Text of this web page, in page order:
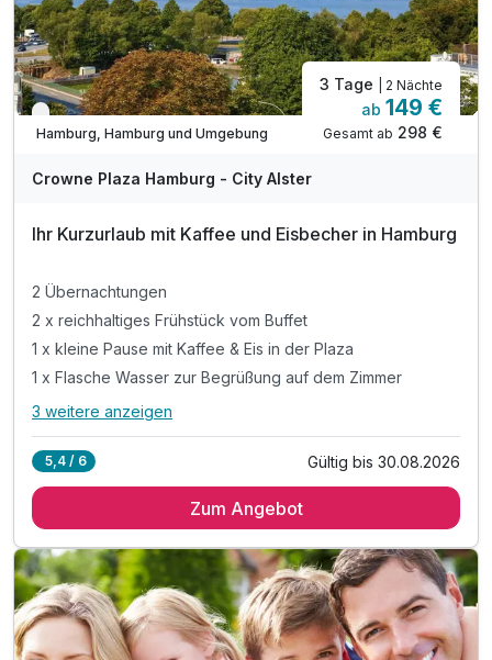
WAR
202
Nur noch bis August
Hamburg, Hamburg und Umgebung
3 Tage | 2 Nächte
ab 149 €
Gesamt ab 298 €
Crowne Plaza Hamburg - City Alster
Ihr Kurzurlaub mit Kaffee und Eisbecher in Hamburg
2 Übernachtungen
2 x reichhaltiges Frühstück vom Buffet
1 x kleine Pause mit Kaffee & Eis in der Plaza
1 x Flasche Wasser zur Begrüßung auf dem Zimmer
Alle Inklusivleistungen
2 x reichhaltiges Frühstück vom Buffet
1 x Flasche Wasser zur Begrüßung auf dem Zimmer
inkl. Tee- und Kaffee Zubereiter auf dem Zimmer
inkl. Nutzung des Fitnessbereiches
inkl. Nutzung W-Lan
3 weitere anzeigen
5,4 / 6 Gültig bis 30.08.2026
Zum Angebot